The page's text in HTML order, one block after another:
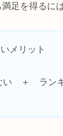
足を得るに
メリット
＋ ランキ